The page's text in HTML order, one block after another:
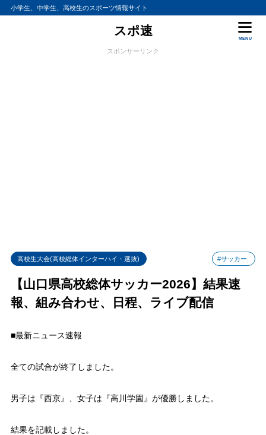
小学生、中学生、高校生のスポーツ情報サイト
スポ速
MENU
スポンサーリンク
高校生大会(高校総体インターハイ・選抜) #サッカー
【山口県高校総体サッカー2026】結果速
報、組み合わせ、日程、ライブ配信
■最新ニュース速報
全ての試合が終了しました。
男子は『西京』、女子は『高川学園』が優勝しました。
結果を記載しました。